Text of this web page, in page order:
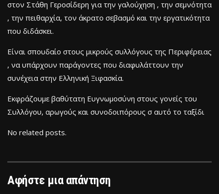
στον Στάθη Γεροσίδερη για την γαλούχηση , την σεμνότητα
, την πειθαρχία, τον άκρατο σεβασμό και την εργατικότητα
που διδάσκει.
Είναι σπουδαίο στους μικρούς συλλόγους της Περιφέρειας
, να υπάρχουν παράγοντες που διαφυλάττουν την
συνέχεια στην Ελληνική Ξιφασκία.
Εκφράζουμε βαθύτατη Ευγνωμοσύνη στους γονείς του
Συλλόγου, αρωγούς και συνοδοιπόρους σ αυτό το ταξίδι
No related posts.
Αφήστε μια απάντηση